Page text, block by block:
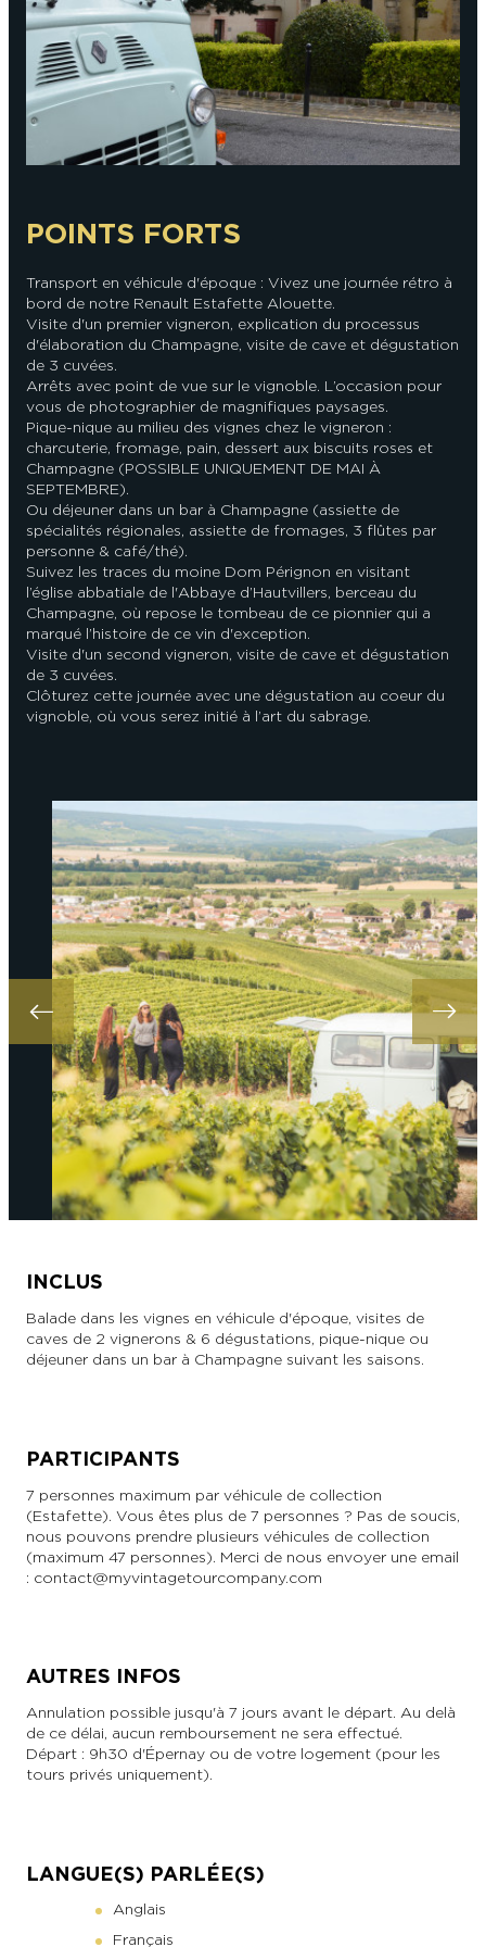
En couple En solo Épicurien En famille En groupe
POINTS FORTS
Transport en véhicule d'époque : Vivez une journée rétro à
bord de notre Renault Estafette Alouette.
Visite d'un premier vigneron, explication du processus
d'élaboration du Champagne, visite de cave et dégustation
de 3 cuvées.
Arrêts avec point de vue sur le vignoble. L’occasion pour
vous de photographier de magnifiques paysages.
Pique-nique au milieu des vignes chez le vigneron :
charcuterie, fromage, pain, dessert aux biscuits roses et
Champagne (POSSIBLE UNIQUEMENT DE MAI À
SEPTEMBRE).
Ou déjeuner dans un bar à Champagne (assiette de
spécialités régionales, assiette de fromages, 3 flûtes par
personne & café/thé).
Suivez les traces du moine Dom Pérignon en visitant
l’église abbatiale de l'Abbaye d’Hautvillers, berceau du
Champagne, où repose le tombeau de ce pionnier qui a
marqué l’histoire de ce vin d'exception.
Visite d'un second vigneron, visite de cave et dégustation
de 3 cuvées.
Clôturez cette journée avec une dégustation au coeur du
vignoble, où vous serez initié à l’art du sabrage.
INCLUS
Balade dans les vignes en véhicule d'époque, visites de
caves de 2 vignerons & 6 dégustations, pique-nique ou
déjeuner dans un bar à Champagne suivant les saisons.
PARTICIPANTS
7 personnes maximum par véhicule de collection
(Estafette). Vous êtes plus de 7 personnes ? Pas de soucis,
nous pouvons prendre plusieurs véhicules de collection
(maximum 47 personnes). Merci de nous envoyer une email
: contact@myvintagetourcompany.com
AUTRES INFOS
Annulation possible jusqu'à 7 jours avant le départ. Au delà
de ce délai, aucun remboursement ne sera effectué.
Départ : 9h30 d'Épernay ou de votre logement (pour les
tours privés uniquement).
LANGUE(S) PARLÉE(S)
Anglais
Français